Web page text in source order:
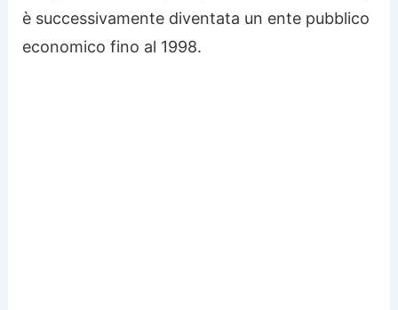
è successivamente diventata un ente pubblico
economico fino al 1998.